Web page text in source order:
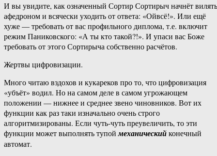
И вы увидите, как означенный Сортир Сортирыч начнёт вилять
афедроном и всячески уходить от ответа: «Ойвсё!». Или ещё
хуже — требовать от вас профильного диплома, т.е. включит
режим Паниковского: «А ты кто такой?!». И упаси вас Боже
требовать от этого Сортирыча собственно расчётов.
Жертвы цифровизации.
Много читаю вздохов и кукареков про то, что цифровизация
«убъёт» водил. Но на самом деле в самом угрожающем
положении — нижнее и среднее звено чиновников. Вот их
функции как раз таки изначально очень строго
алгоритмизированы. Если чуть-чуть преувеличить, то эти
функции может выполнять тупоймеханическийконечный
автомат.